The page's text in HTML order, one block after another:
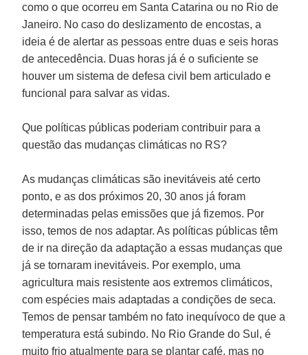
como o que ocorreu em Santa Catarina ou no Rio de
Janeiro. No caso do deslizamento de encostas, a
ideia é de alertar as pessoas entre duas e seis horas
de antecedência. Duas horas já é o suficiente se
houver um sistema de defesa civil bem articulado e
funcional para salvar as vidas.
Que políticas públicas poderiam contribuir para a
questão das mudanças climáticas no RS?
As mudanças climáticas são inevitáveis até certo
ponto, e as dos próximos 20, 30 anos já foram
determinadas pelas emissões que já fizemos. Por
isso, temos de nos adaptar. As políticas públicas têm
de ir na direção da adaptação a essas mudanças que
já se tornaram inevitáveis. Por exemplo, uma
agricultura mais resistente aos extremos climáticos,
com espécies mais adaptadas a condições de seca.
Temos de pensar também no fato inequívoco de que a
temperatura está subindo. No Rio Grande do Sul , é
muito frio atualmente para se plantar café, mas no